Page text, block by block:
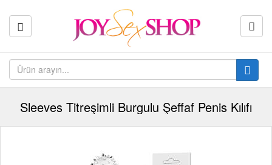
Sleeves Titreşimli Burgulu Şeffaf Penis Kılıfı